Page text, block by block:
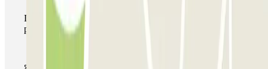
Durante tu estancia podrás hacer uso de toda la red de
parkings de este operador disponibles en Parclick.